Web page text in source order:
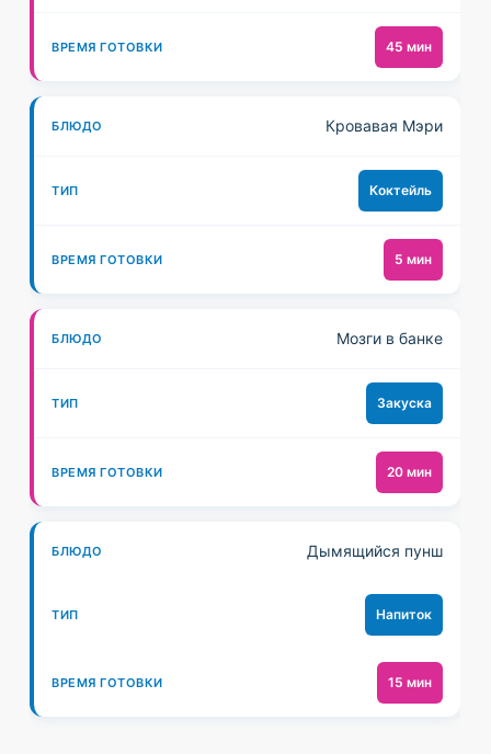
45 мин
Кровавая Мэри
Коктейль
5 мин
Мозги в банке
Закуска
20 мин
Дымящийся пунш
Напиток
15 мин